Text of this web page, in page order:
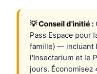
💡 Conseil d'initié :
Pass Espace pour
famille) — incluant
l'Insectarium et le
jours. Économisez